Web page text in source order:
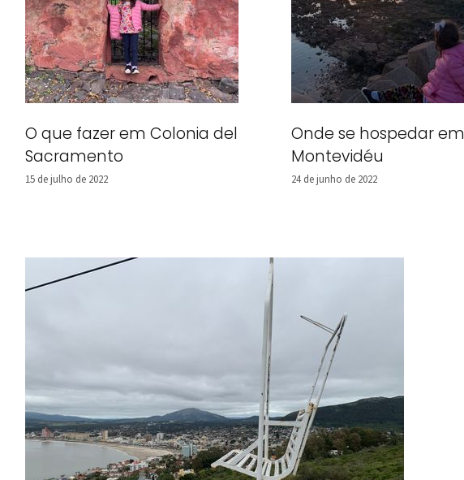
O que fazer em Colonia del
Sacramento
15 de julho de 2022
Onde se hospedar em
Montevidéu
24 de junho de 2022